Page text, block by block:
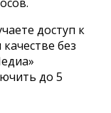
доступ к
без
до 5